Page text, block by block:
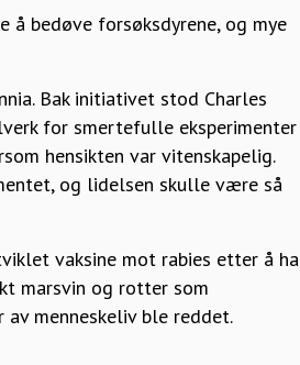
å bedøve forsøksdyrene, og mye
Bak initiativet stod Charles
for smertefulle eksperimenter
hensikten var vitenskapelig.
og lidelsen skulle være så
vaksine mot rabies etter å ha
marsvin og rotter som
av menneskeliv ble reddet.